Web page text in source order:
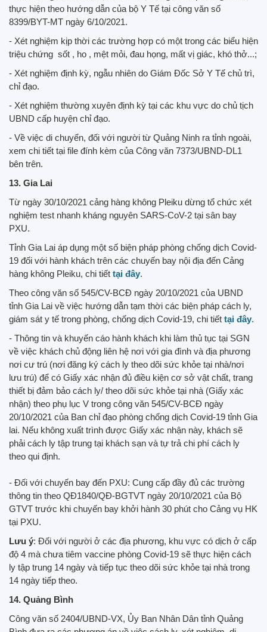
thực hiện theo hướng dẫn của bộ Y Tế tại công văn số
8399/BYT-MT ngày 6/10/2021.
- Xét nghiệm kịp thời các trường hợp có một trong các biểu hiện
triệu chứng sốt , ho , mệt mỏi, đau họng, mất vị giác, khó thở...;
- Xét nghiệm định kỳ, ngẫu nhiên do Giám Đốc Sở Y Tế chủ trì,
chỉ đạo.
- Xét nghiệm thường xuyên định kỳ tại các khu vực do chủ tịch
UBND cấp huyện chỉ đạo.
- Về việc di chuyển, đối với người từ Quảng Ninh ra tỉnh ngoài,
xem chi tiết tại file đính kèm của Công văn 7373/UBND-DL1
bên trên.
13. Gia Lai
Từ ngày 30/10/2021 cảng hàng không Pleiku dừng tổ chức xét
nghiệm test nhanh kháng nguyên SARS-CoV-2 tại sân bay
PXU.
Tỉnh Gia Lai áp dụng một số biện pháp phòng chống dịch Covid-
19 đối với hành khách trên các chuyến bay nội địa đến Cảng
hàng không Pleiku, chi tiết tại đây.
Theo công văn số 545/CV-BCĐ ngày 20/10/2021 của UBND
tỉnh Gia Lai về việc hướng dẫn tạm thời các biện pháp cách ly,
giám sát y tế trong phòng, chống dịch Covid-19, chi tiết tại đây.
- Thông tin và khuyến cáo hành khách khi làm thủ tục tại SGN
về việc khách chủ động liên hệ nơi với gia đình và địa phương
nơi cư trú (nơi đăng ký cách ly theo dõi sức khỏe tại nhà/nơi
lưu trú) để có Giấy xác nhận đủ điều kiện cơ sở vật chất, trang
thiết bị đảm bảo cách ly/ theo dõi sức khỏe tại nhà (Giấy xác
nhận) theo phụ lục V trong công văn 545/CV-BCĐ ngày
20/10/2021 của Ban chỉ đạo phòng chống dịch Covid-19 tỉnh Gia
lai. Nếu không xuất trình được Giấy xác nhận này, khách sẽ
phải cách ly tập trung tại khách sạn và tự trả chi phí cách ly
theo qui định.
- Đối với chuyến bay đến PXU: Cung cấp đầy đủ các trường
thông tin theo QĐ1840/QĐ-BGTVT ngày 20/10/2021 của Bộ
GTVT trước khi chuyến bay khởi hành 30 phút cho Cảng vụ HK
tại PXU.
Lưu ý: Đối với người ở các địa phương, khu vực có dịch ở cấp
độ 4 mà chưa tiêm vaccine phòng Covid-19 sẽ thực hiện cách
ly tập trung 14 ngày và tiếp tục theo dõi sức khỏe tại nhà trong
14 ngày tiếp theo.
14. Quảng Bình
Công văn số 2404/UBND-VX, Ủy Ban Nhân Dân tỉnh Quảng